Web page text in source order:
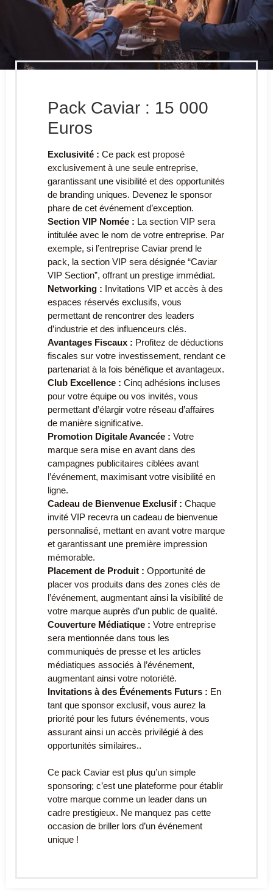
Pack Caviar : 15 000
Euros
Exclusivité : Ce pack est proposé
exclusivement à une seule entreprise,
garantissant une visibilité et des opportunités
de branding uniques. Devenez le sponsor
phare de cet événement d’exception.
Section VIP Nomée : La section VIP sera
intitulée avec le nom de votre entreprise. Par
exemple, si l’entreprise Caviar prend le
pack, la section VIP sera désignée “Caviar
VIP Section”, offrant un prestige immédiat.
Networking : Invitations VIP et accès à des
espaces réservés exclusifs, vous
permettant de rencontrer des leaders
d’industrie et des influenceurs clés.
Avantages Fiscaux : Profitez de déductions
fiscales sur votre investissement, rendant ce
partenariat à la fois bénéfique et avantageux.
Club Excellence : Cinq adhésions incluses
pour votre équipe ou vos invités, vous
permettant d’élargir votre réseau d’affaires
de manière significative.
Promotion Digitale Avancée : Votre
marque sera mise en avant dans des
campagnes publicitaires ciblées avant
l’événement, maximisant votre visibilité en
ligne.
Cadeau de Bienvenue Exclusif : Chaque
invité VIP recevra un cadeau de bienvenue
personnalisé, mettant en avant votre marque
et garantissant une première impression
mémorable.
Placement de Produit : Opportunité de
placer vos produits dans des zones clés de
l’événement, augmentant ainsi la visibilité de
votre marque auprès d’un public de qualité.
Couverture Médiatique : Votre entreprise
sera mentionnée dans tous les
communiqués de presse et les articles
médiatiques associés à l’événement,
augmentant ainsi votre notoriété.
Invitations à des Événements Futurs : En
tant que sponsor exclusif, vous aurez la
priorité pour les futurs événements, vous
assurant ainsi un accès privilégié à des
opportunités similaires..
Ce pack Caviar est plus qu’un simple
sponsoring; c’est une plateforme pour établir
votre marque comme un leader dans un
cadre prestigieux. Ne manquez pas cette
occasion de briller lors d’un événement
unique !